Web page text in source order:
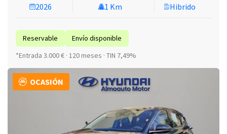
2026 1 Km Hibrido
Reservable
Envío disponible
*Entrada 3.000 € · 120 meses · TIN 7,49%
OCASIÓN